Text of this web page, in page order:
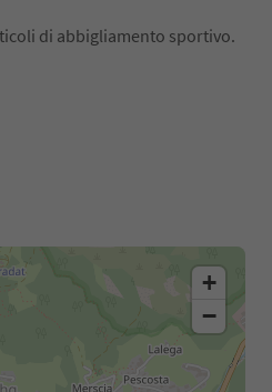
di abbigliamento sportivo.
+
−